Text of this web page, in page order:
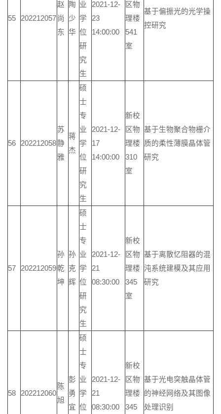
55 202212057
赵
尚
东
陶
少
华
业
学
位
研
究
生
2021-12-
23
14:00:00
区物
理楼
541
室
基于偏振光的光学操
控研究
56 202212058
苏
静
雅
蒋
杰
硕
士
专
业
学
位
研
究
生
2021-12-
17
14:00:00
新校
区物
理楼
310
室
基于生物聚合物栅介
质的柔性薄膜晶体管
研究
57 202212059
孙
乾
坤
孙
克
辉
硕
士
专
业
学
位
研
究
生
2021-12-
21
08:30:00
新校
区物
理楼
345
室
基于离散忆阻器的混
沌系统建模及其应用
研究
58 202212060
陈
旭
彭
勇
宜
硕
士
专
业
学
位
2021-12-
21
08:30:00
新校
区物
理楼
345
基于光电突触晶体管
的神经网络及其图像
处理识别